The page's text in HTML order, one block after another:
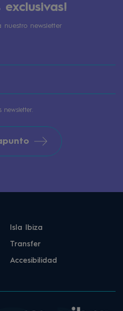
nuestro newsletter
newsletter.
Isla Ibiza
Transfer
Accesibilidad